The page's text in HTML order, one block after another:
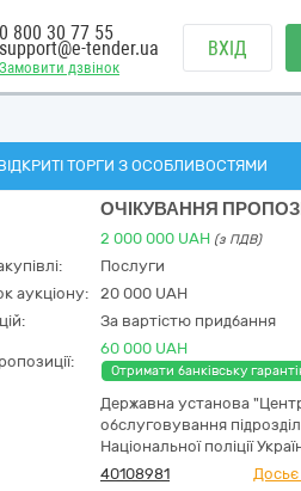
Замовити дзвінок
0 800 30 77 55
support@e-tender.ua ВХІД
ТОРГИ З ОСОБЛИВОСТЯМИ
ОЧІКУВАННЯ
2 000 000 UAH (з ПДВ)
Послуги
аукціону:
20 000 UAH
За вартістю придбання
60 000 UAH
Отримати банківську
Державна установа
обслуговування
Національної поліції
40108981